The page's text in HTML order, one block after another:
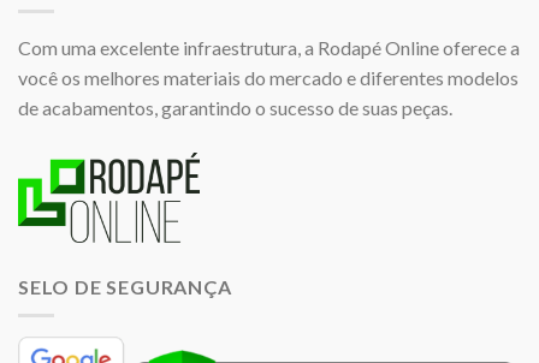
Com uma excelente infraestrutura, a Rodapé Online oferece a
você os melhores materiais do mercado e diferentes modelos
de acabamentos, garantindo o sucesso de suas peças.
SELO DE SEGURANÇA